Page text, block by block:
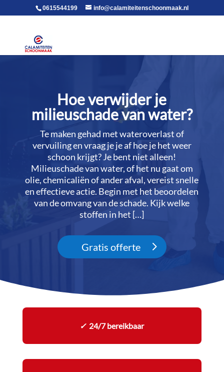
voor in de body0615544199 info@calamiteitenschoonmaak.nl
Hoe verwijder je
milieuschade van water?
Te maken gehad met wateroverlast of
vervuiling en vraag je je af hoe je het weer
schoon krijgt? Je bent niet alleen!
Milieuschade van water, of het nu gaat om
olie, chemicaliën of ander afval, vereist snelle
en effectieve actie.​ Begin met het beoordelen
van de omvang van de schade.​ Kijk welke
stoffen in het […]
Gratis offerte
✓24/7 bereikbaar